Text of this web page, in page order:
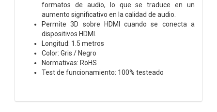
formatos de audio, lo que se traduce en un
aumento significativo en la calidad de audio.
Permite 3D sobre HDMI cuando se conecta a
dispositivos HDMI.
Longitud: 1.5 metros
Color: Gris / Negro
Normativas: RoHS
Test de funcionamiento: 100% testeado